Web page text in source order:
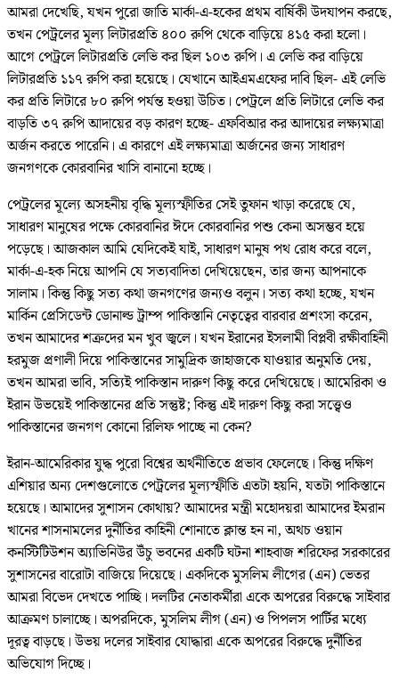
আমরা দেখেছি, যখন পুরো জাতি মার্কা-এ-হকের প্রথম বার্ষিকী উদযাপন করছে,
তখন পেট্রলের মূল্য লিটারপ্রতি ৪০০ রুপি থেকে বাড়িয়ে ৪১৫ করা হলো।
আগে পেট্রলে লিটারপ্রতি লেভি কর ছিল ১০৩ রুপি। এ লেভি কর বাড়িয়ে
লিটারপ্রতি ১১৭ রুপি করা হয়েছে। যেখানে আইএমএফের দাবি ছিল- এই লেভি
কর প্রতি লিটারে ৮০ রুপি পর্যন্ত হওয়া উচিত। পেট্রলে প্রতি লিটারে লেভি কর
বাড়তি ৩৭ রুপি আদায়ের বড় কারণ হচ্ছে- এফবিআর কর আদায়ের লক্ষ্যমাত্রা
অর্জন করতে পারেনি। এ কারণে এই লক্ষ্যমাত্রা অর্জনের জন্য সাধারণ
জনগণকে কোরবানির খাসি বানানো হচ্ছে।
পেট্রলের মূল্যে অসহনীয় বৃদ্ধি মূল্যস্ফীতির সেই তুফান খাড়া করেছে যে,
সাধারণ মানুষের পক্ষে কোরবানির ঈদে কোরবানির পশু কেনা অসম্ভব হয়ে
পড়েছে। আজকাল আমি যেদিকেই যাই, সাধারণ মানুষ পথ রোধ করে বলে,
মার্কা-এ-হক নিয়ে আপনি যে সত্যবাদিতা দেখিয়েছেন, তার জন্য আপনাকে
সালাম। কিন্তু কিছু সত্য কথা জনগণের জন্যও বলুন। সত্য কথা হচ্ছে, যখন
মার্কিন প্রেসিডেন্ট ডোনাল্ড ট্রাম্প পাকিস্তানি নেতৃত্বের বারবার প্রশংসা করেন,
তখন আমাদের শত্রুদের মন খুব জ্বলে। যখন ইরানের ইসলামী বিপ্লবী রক্ষীবাহিনী
হরমুজ প্রণালী দিয়ে পাকিস্তানের সামুদ্রিক জাহাজকে যাওয়ার অনুমতি দেয়,
তখন আমরা ভাবি, সত্যিই পাকিস্তান দারুণ কিছু করে দেখিয়েছে। আমেরিকা ও
ইরান উভয়েই পাকিস্তানের প্রতি সন্তুষ্ট; কিন্তু এই দারুণ কিছু করা সত্ত্বেও
পাকিস্তানের জনগণ কোনো রিলিফ পাচ্ছে না কেন?
ইরান-আমেরিকার যুদ্ধ পুরো বিশ্বের অর্থনীতিতে প্রভাব ফেলেছে। কিন্তু দক্ষিণ
এশিয়ার অন্য দেশগুলোতে পেট্রলের মূল্যস্ফীতি এতটা হয়নি, যতটা পাকিস্তানে
হয়েছে। আমাদের সুশাসন কোথায়? আমাদের মন্ত্রী মহোদয়রা আমাদের ইমরান
খানের শাসনামলের দুর্নীতির কাহিনী শোনাতে ক্লান্ত হন না, অথচ ওয়ান
কনস্টিটিউশন অ্যাভিনিউর উঁচু ভবনের একটি ঘটনা শাহবাজ শরিফের সরকারের
সুশাসনের বারোটা বাজিয়ে দিয়েছে। একদিকে মুসলিম লীগের (এন) ভেতর
আমরা বিভেদ দেখতে পাচ্ছি। দলটির নেতাকর্মীরা একে অপরের বিরুদ্ধে সাইবার
আক্রমণ চালাচ্ছে। অপরদিকে, মুসলিম লীগ (এন) ও পিপলস পার্টির মধ্যে
দূরত্ব বাড়ছে। উভয় দলের সাইবার যোদ্ধারা একে অপরের বিরুদ্ধে দুর্নীতির
অভিযোগ দিচ্ছে।